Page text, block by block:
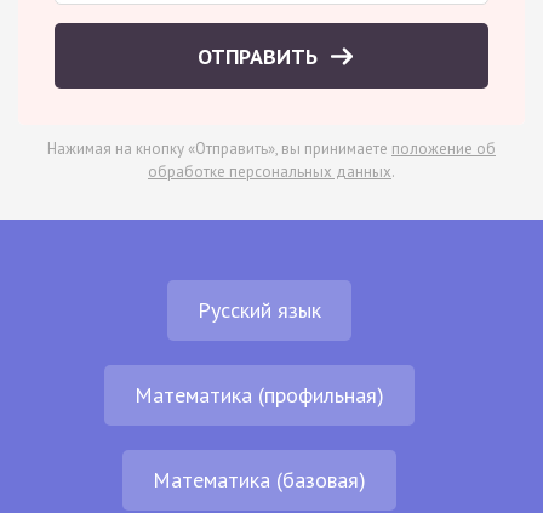
ОТПРАВИТЬ
Нажимая на кнопку «Отправить», вы принимаете положение об
обработке персональных данных.
Русский язык
Математика (профильная)
Математика (базовая)